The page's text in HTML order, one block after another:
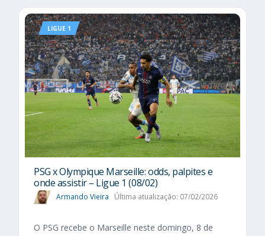
LIGUE 1
PSG x Olympique Marseille: odds, palpites e
onde assistir – Ligue 1 (08/02)
Armando Vieira Última atualização: 07/02/2026
O PSG recebe o Marseille neste domingo, 8 de